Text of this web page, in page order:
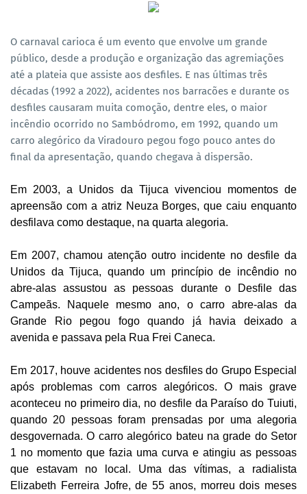
O carnaval carioca é um evento que envolve um grande
público, desde a produção e organização das agremiações
até a plateia que assiste aos desfiles. E nas últimas três
décadas (1992 a 2022), acidentes nos barracões e durante os
desfiles causaram muita comoção, dentre eles, o maior
incêndio ocorrido no Sambódromo, em 1992, quando um
carro alegórico da Viradouro pegou fogo pouco antes do
final da apresentação, quando chegava à dispersão.
Em 2003, a Unidos da Tijuca vivenciou momentos de
apreensão com a atriz Neuza Borges, que caiu enquanto
desfilava como destaque, na quarta alegoria.
Em 2007, chamou atenção outro incidente no desfile da
Unidos da Tijuca, quando um princípio de incêndio no
abre-alas assustou as pessoas durante o Desfile das
Campeãs. Naquele mesmo ano, o carro abre-alas da
Grande Rio pegou fogo quando já havia deixado a
avenida e passava pela Rua Frei Caneca.
Em 2017, houve acidentes nos desfiles do Grupo Especial
após problemas com carros alegóricos. O mais grave
aconteceu no primeiro dia, no desfile da Paraíso do Tuiuti,
quando 20 pessoas foram prensadas por uma alegoria
desgovernada. O carro alegórico bateu na grade do Setor
1 no momento que fazia uma curva e atingiu as pessoas
que estavam no local. Uma das vítimas, a radialista
Elizabeth Ferreira Jofre, de 55 anos, morreu dois meses